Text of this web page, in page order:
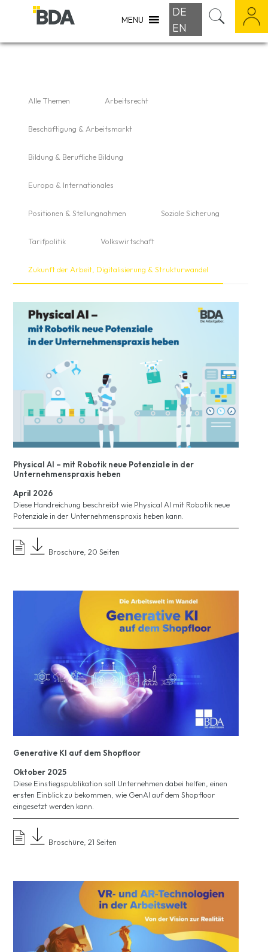
MENU
DE
EN
Alle Themen Arbeitsrecht
Beschäftigung & Arbeitsmarkt
Bildung & Berufliche Bildung
Europa & Internationales
Positionen & Stellungnahmen Soziale Sicherung
Tarifpolitik Volkswirtschaft
Zukunft der Arbeit, Digitalisierung & Strukturwandel
Physical AI – mit Robotik neue Potenziale in der
Unternehmenspraxis heben
April 2026
Diese Handreichung beschreibt wie Physical AI mit Robotik neue
Potenziale in der Unternehmenspraxis heben kann.
Broschüre, 20 Seiten
Generative KI auf dem Shopfloor
Oktober 2025
Diese Einstiegspublikation soll Unternehmen dabei helfen, einen
ersten Einblick zu bekommen, wie GenAI auf dem Shopfloor
eingesetzt werden kann.
Broschüre, 21 Seiten